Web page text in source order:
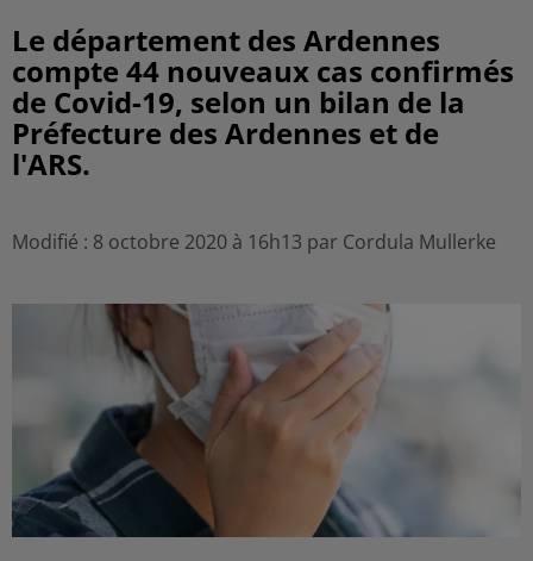
Le département des Ardennes
compte 44 nouveaux cas confirmés
de Covid-19, selon un bilan de la
Préfecture des Ardennes et de
l'ARS.
Modifié : 8 octobre 2020 à 16h13 par Cordula Mullerke